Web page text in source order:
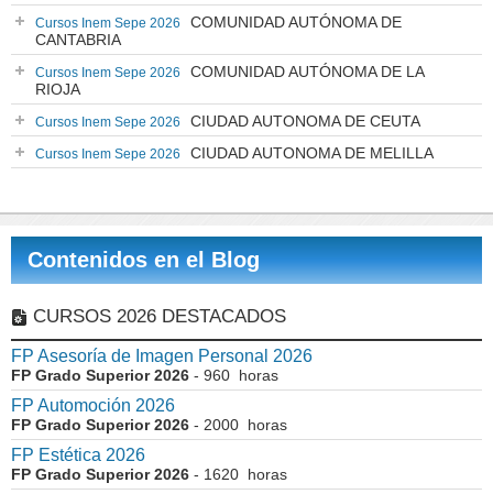
Cursos Inem Sepe 2026
COMUNIDAD AUTÓNOMA DE
CANTABRIA
Cursos Inem Sepe 2026
COMUNIDAD AUTÓNOMA DE LA
RIOJA
Cursos Inem Sepe 2026 CIUDAD AUTONOMA DE CEUTA
Cursos Inem Sepe 2026 CIUDAD AUTONOMA DE MELILLA
Contenidos en el Blog
CURSOS 2026 DESTACADOS
FP Asesoría de Imagen Personal 2026
FP Grado Superior 2026 - 960 horas
FP Automoción 2026
FP Grado Superior 2026 - 2000 horas
FP Estética 2026
FP Grado Superior 2026 - 1620 horas